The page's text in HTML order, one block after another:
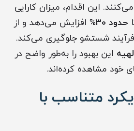
این اقدام، میزان کارایی
حدود 30%
افزایش می‌دهد و از
شستشو جلوگیری می‌کند.
این بهبود را به‌طور واضح در
خود مشاهده کرده‌اند.
متناسب با